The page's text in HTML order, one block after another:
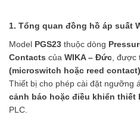
1. Tổng quan đồng hồ áp suất
Model PGS23 thuộc dòng
Contacts của WIKA – Đức ,
(microswitch hoặc reed contact)
Thiết bị cho phép cài đặt ngưỡng
cảnh báo hoặc điều khiển thiết
PLC.